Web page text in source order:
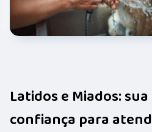
Latidos e Miados:
confiança para